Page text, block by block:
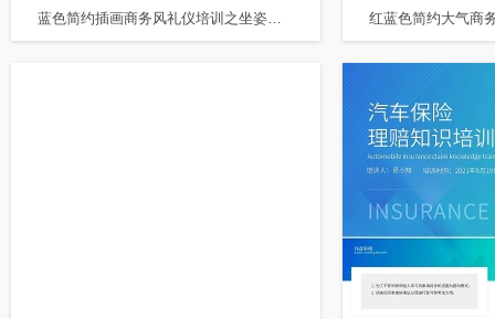
蓝色简约插画商务风礼仪培训之坐姿礼仪培训课件PPT